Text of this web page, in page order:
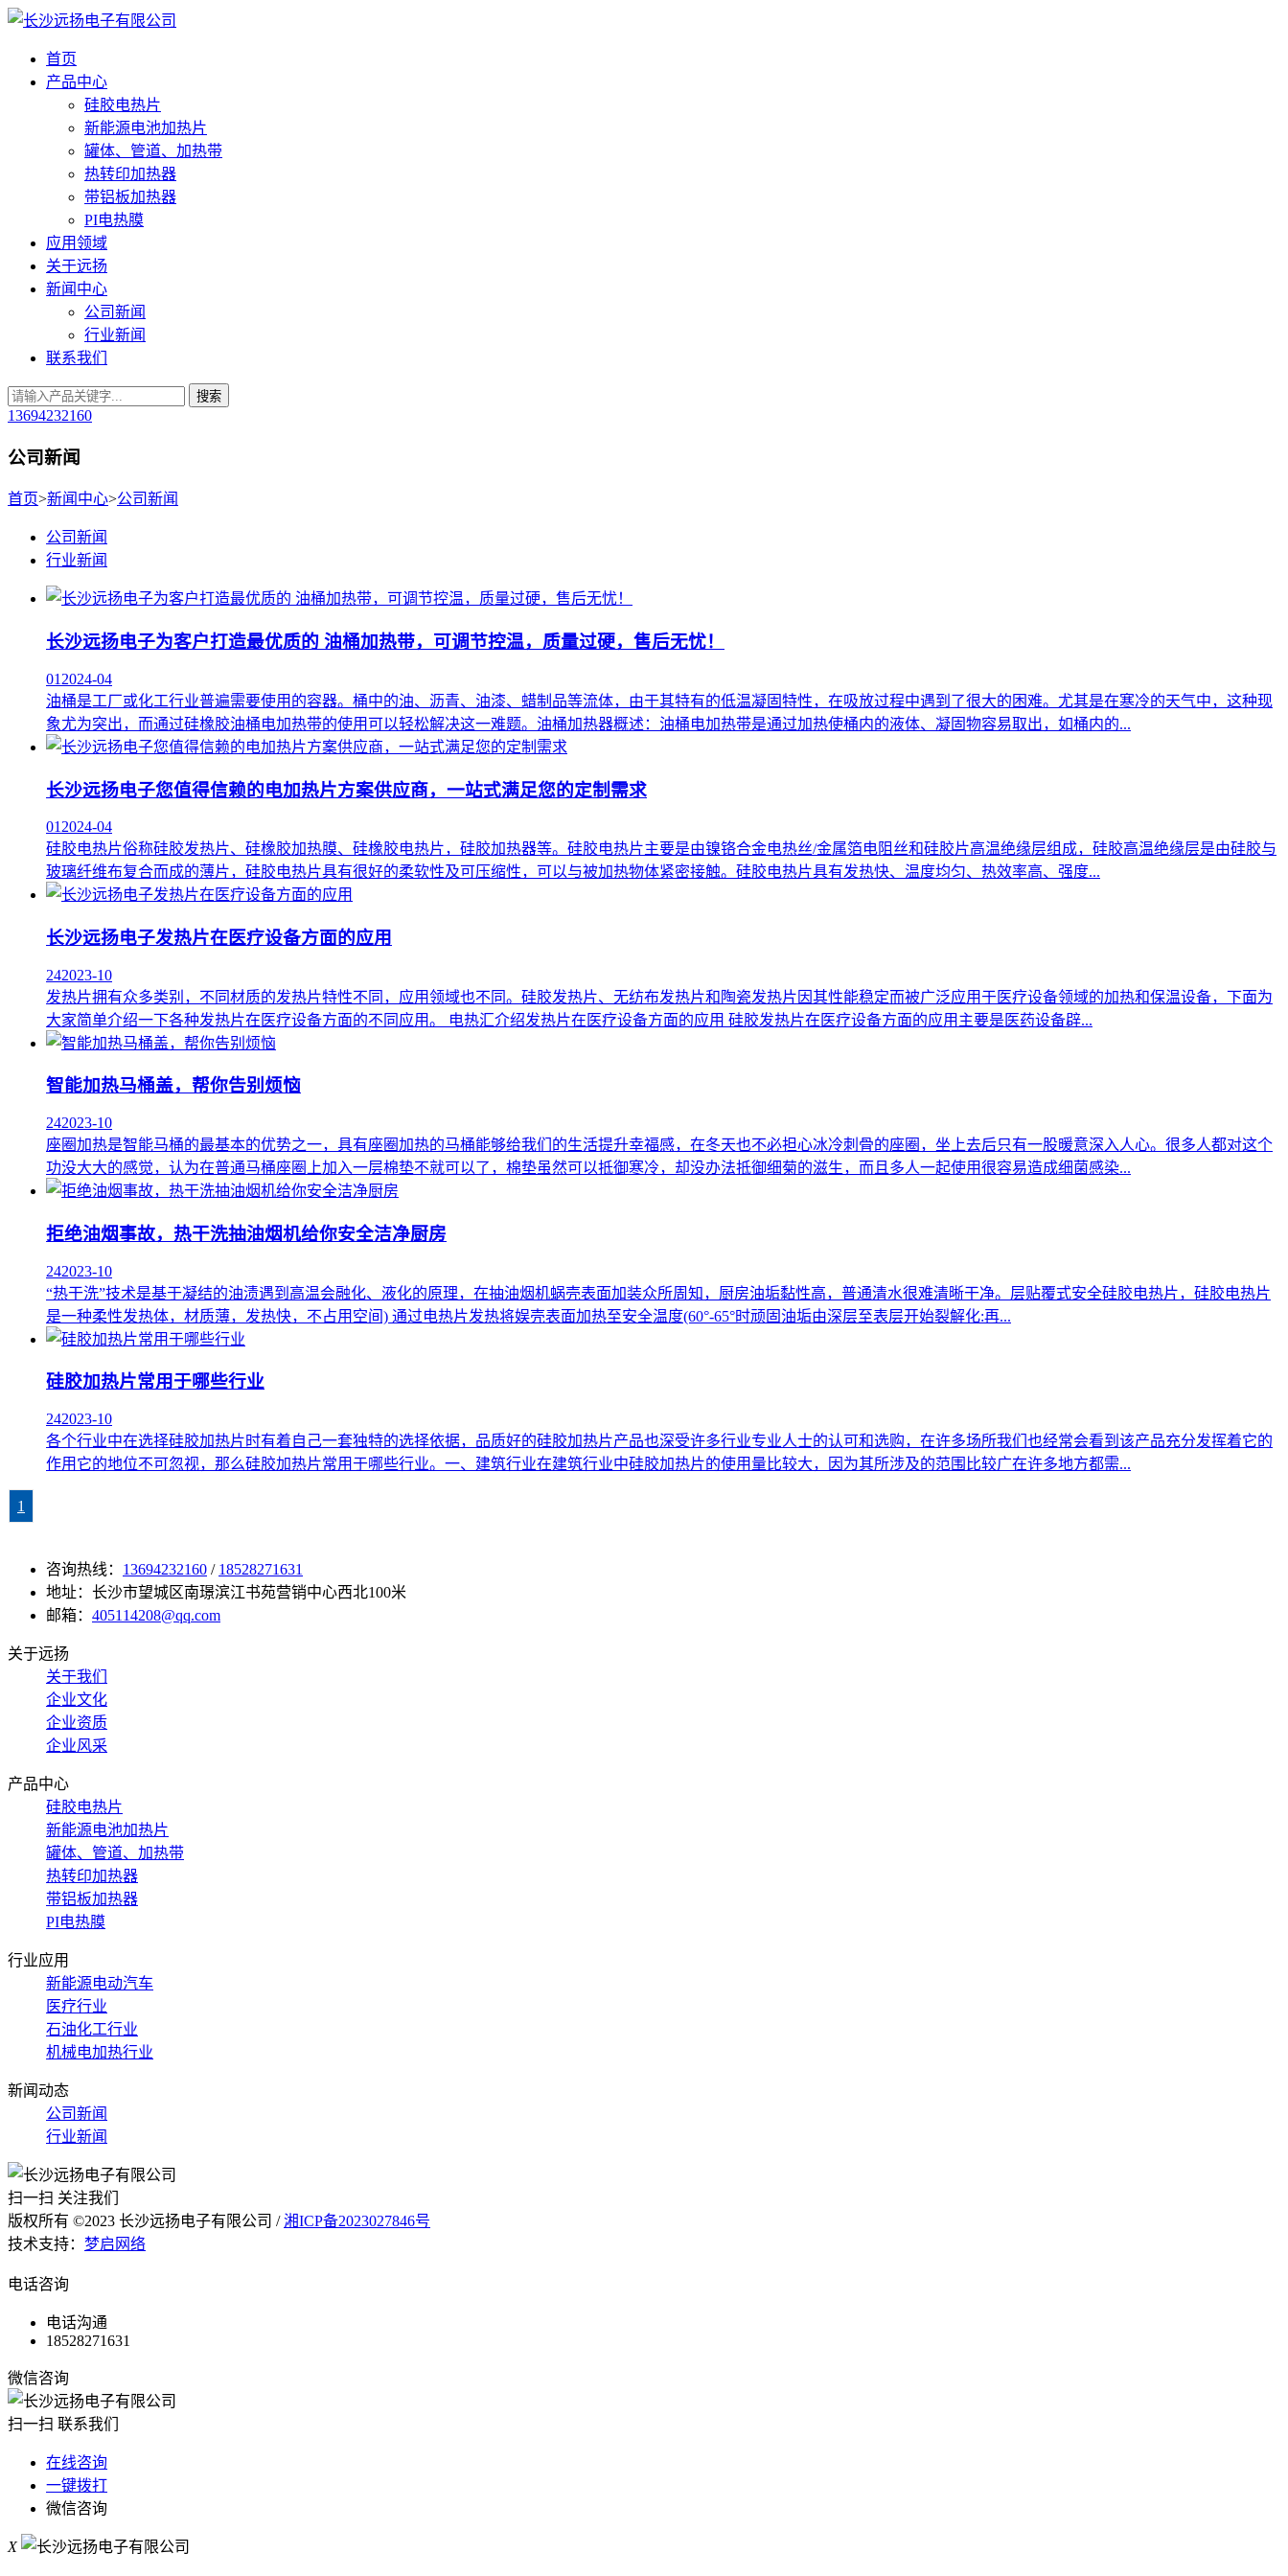
首页
产品中心
硅胶电热片
新能源电池加热片
罐体、管道、加热带
热转印加热器
带铝板加热器
PI电热膜
应用领域
关于远扬
新闻中心
公司新闻
行业新闻
联系我们
13694232160
公司新闻
首页>新闻中心>公司新闻
公司新闻
行业新闻
长沙远扬电子为客户打造最优质的 油桶加热带，可调节控温，质量过硬，售后无忧！
01 2024-04
油桶是工厂或化工行业普遍需要使用的容器。桶中的油、沥青、油漆、蜡制品等流体，由于其特有的低温凝固特性，在吸放过程中遇到了很大的困难。尤其是在寒冷的天气中，这种现
象尤为突出，而通过硅橡胶油桶电加热带的使用可以轻松解决这一难题。油桶加热器概述：油桶电加热带是通过加热使桶内的液体、凝固物容易取出，如桶内的...
长沙远扬电子您值得信赖的电加热片方案供应商，一站式满足您的定制需求
01 2024-04
硅胶电热片俗称硅胶发热片、硅橡胶加热膜、硅橡胶电热片，硅胶加热器等。硅胶电热片主要是由镍铬合金电热丝/金属箔电阻丝和硅胶片高温绝缘层组成，硅胶高温绝缘层是由硅胶与
玻璃纤维布复合而成的薄片，硅胶电热片具有很好的柔软性及可压缩性，可以与被加热物体紧密接触。硅胶电热片具有发热快、温度均匀、热效率高、强度...
长沙远扬电子发热片在医疗设备方面的应用
242023-10
发热片拥有众多类别，不同材质的发热片特性不同，应用领域也不同。硅胶发热片、无纺布发热片和陶瓷发热片因其性能稳定而被广泛应用于医疗设备领域的加热和保温设备，下面为
大家简单介绍一下各种发热片在医疗设备方面的不同应用。 电热汇介绍发热片在医疗设备方面的应用 硅胶发热片在医疗设备方面的应用主要是医药设备辟...
智能加热马桶盖，帮你告别烦恼
242023-10
座圈加热是智能马桶的最基本的优势之一，具有座圈加热的马桶能够给我们的生活提升幸福感，在冬天也不必担心冰冷刺骨的座圈，坐上去后只有一股暖意深入人心。很多人都对这个
功没大大的感觉，认为在普通马桶座圈上加入一层棉垫不就可以了，棉垫虽然可以抵御寒冷，却没办法抵御细菊的滋生，而且多人一起使用很容易造成细菌感染...
拒绝油烟事故，热干洗抽油烟机给你安全洁净厨房
242023-10
“热干洗”技术是基于凝结的油渍遇到高温会融化、液化的原理，在抽油烟机蜗壳表面加装众所周知，厨房油垢黏性高，普通清水很难清晰干净。层贴覆式安全硅胶电热片，硅胶电热片
是一种柔性发热体，材质薄，发热快，不占用空间) 通过电热片发热将娱壳表面加热至安全温度(60°-65°时顽固油垢由深层至表层开始裂解化:再...
硅胶加热片常用于哪些行业
242023-10
各个行业中在选择硅胶加热片时有着自己一套独特的选择依据，品质好的硅胶加热片产品也深受许多行业专业人士的认可和选购，在许多场所我们也经常会看到该产品充分发挥着它的
作用它的地位不可忽视，那么硅胶加热片常用于哪些行业。一、建筑行业在建筑行业中硅胶加热片的使用量比较大，因为其所涉及的范围比较广在许多地方都需...
1
咨询热线： 13694232160 / 18528271631
地址：长沙市望城区南璟滨江书苑营销中心西北100米
邮箱： 405114208@qq.com
关于远扬
关于我们
企业文化
企业资质
企业风采
产品中心
硅胶电热片
新能源电池加热片
罐体、管道、加热带
热转印加热器
带铝板加热器
PI电热膜
行业应用
新能源电动汽车
医疗行业
石油化工行业
机械电加热行业
新闻动态
公司新闻
行业新闻
扫一扫 关注我们
版权所有 ©2023 长沙远扬电子有限公司 /湘ICP备2023027846号
技术支持： 梦启网络
电话咨询
电话沟通
18528271631
微信咨询
扫一扫 联系我们
在线咨询
一键拨打
微信咨询
X